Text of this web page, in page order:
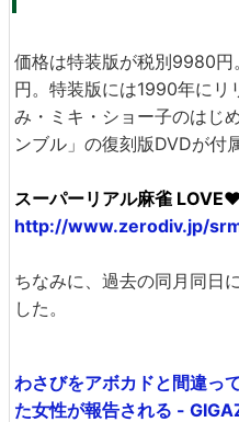
価格は特装版が税別9980
円。特装版には1990年にリ
み・ミキ・ショー子のはじ
ンブル」の復刻版DVDが付
スーパーリアル麻雀
http://www.zerodiv.jp/
ちなみに、過去の同月同日
した。
わさびをアボカドと間違っ
た女性が報告される -